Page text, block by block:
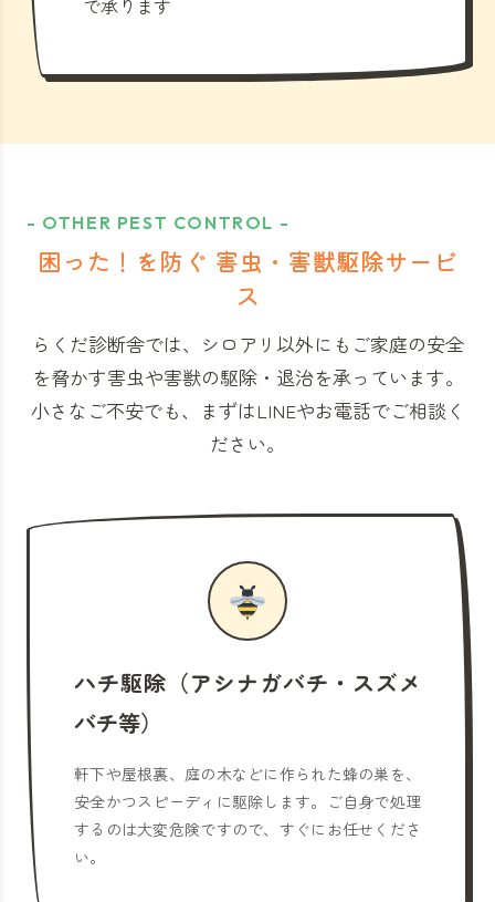
で承ります
- OTHER PEST CONTROL -
困った！を防ぐ 害虫・害獣駆除サービ
ス
らくだ診断舎では、シロアリ以外にもご家庭の安全
を脅かす害虫や害獣の駆除・退治を承っています。
小さなご不安でも、まずはLINEやお電話でご相談く
ださい。
ハチ駆除（アシナガバチ・スズメ
バチ等）
軒下や屋根裏、庭の木などに作られた蜂の巣を、
安全かつスピーディに駆除します。ご自身で処理
するのは大変危険ですので、すぐにお任せくださ
い。